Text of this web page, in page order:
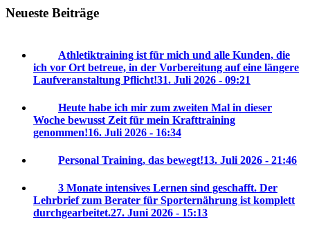
Neueste Beiträge
Athletiktraining ist für mich und alle Kunden, die
ich vor Ort betreue, in der Vorbereitung auf eine längere
Laufveranstaltung Pflicht!31. Juli 2026 - 09:21
Heute habe ich mir zum zweiten Mal in dieser
Woche bewusst Zeit für mein Krafttraining
genommen!16. Juli 2026 - 16:34
Personal Training, das bewegt!13. Juli 2026 - 21:46
3 Monate intensives Lernen sind geschafft. Der
Lehrbrief zum Berater für Sporternährung ist komplett
durchgearbeitet.27. Juni 2026 - 15:13